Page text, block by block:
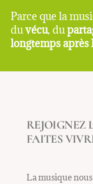
Parce que la
duvécu, du
longtemps
REJOIGNEZ
FAITES
La musique